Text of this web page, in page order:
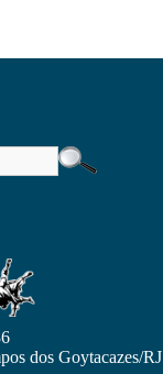
dos Goytacazes/RJ